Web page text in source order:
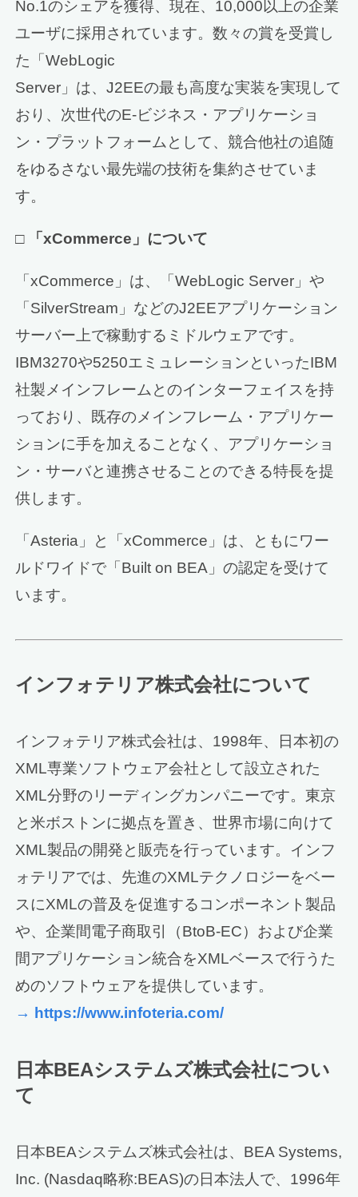
No.1のシェアを獲得、現在、10,000以上の企業
ユーザに採用されています。数々の賞を受賞し
た「WebLogic
Server」は、J2EEの最も高度な実装を実現して
おり、次世代のE-ビジネス・アプリケーショ
ン・プラットフォームとして、競合他社の追随
をゆるさない最先端の技術を集約させていま
す。
□ 「xCommerce」について
「xCommerce」は、「WebLogic Server」や
「SilverStream」などのJ2EEアプリケーション
サーバー上で稼動するミドルウェアです。
IBM3270や5250エミュレーションといったIBM
社製メインフレームとのインターフェイスを持
っており、既存のメインフレーム・アプリケー
ションに手を加えることなく、アプリケーショ
ン・サーバと連携させることのできる特長を提
供します。
「Asteria」と「xCommerce」は、ともにワー
ルドワイドで「Built on BEA」の認定を受けて
います。
インフォテリア株式会社について
インフォテリア株式会社は、1998年、日本初の
XML専業ソフトウェア会社として設立された
XML分野のリーディングカンパニーです。東京
と米ボストンに拠点を置き、世界市場に向けて
XML製品の開発と販売を行っています。インフ
ォテリアでは、先進のXMLテクノロジーをベー
スにXMLの普及を促進するコンポーネント製品
や、企業間電子商取引（BtoB-EC）および企業
間アプリケーション統合をXMLベースで行うた
めのソフトウェアを提供しています。
→ https://www.infoteria.com/
日本BEAシステムズ株式会社につい
て
日本BEAシステムズ株式会社は、BEA Systems,
Inc. (Nasdaq略称:BEAS)の日本法人で、1996年